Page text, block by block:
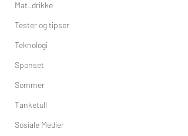
Mat_drikke
Tester og tipser
Teknologi
Sponset
Sommer
Tanketull
Sosiale Medier